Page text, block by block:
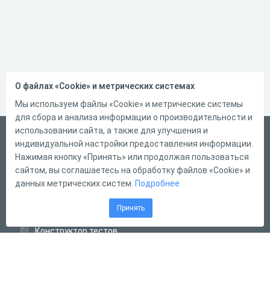
Русский
Справка
Форма обратной связи
Конструктор тестов
О файлах «Cookie» и метрических системах
Мы используем файлы «Cookie» и метрические системы
для сбора и анализа информации о производительности и
использовании сайта, а также для улучшения и
индивидуальной настройки предоставления информации.
Нажимая кнопку «Принять» или продолжая пользоваться
сайтом, вы соглашаетесь на обработку файлов «Cookie» и
данных метрических систем. Подробнее
Принять